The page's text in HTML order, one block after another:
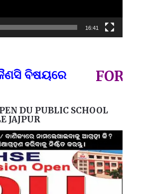
16:41
ବିଷୟରେ FOR
DU PUBLIC SCHOOL
JAJPUR